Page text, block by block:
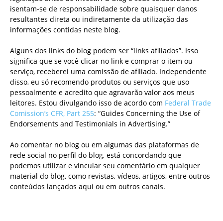
isentam-se de responsabilidade sobre quaisquer danos
resultantes direta ou indiretamente da utilização das
informações contidas neste blog.
Alguns dos links do blog podem ser “links afiliados”. Isso
significa que se você clicar no link e comprar o item ou
serviço, receberei uma comissão de afiliado. Independente
disso, eu só recomendo produtos ou serviços que uso
pessoalmente e acredito que agravarão valor aos meus
leitores. Estou divulgando isso de acordo com Federal Trade
Comission’s CFR, Part 255: “Guides Concerning the Use of
Endorsements and Testimonials in Advertising.”
Ao comentar no blog ou em algumas das plataformas de
rede social no perfil do blog, está concordando que
podemos utilizar e vincular seu comentário em qualquer
material do blog, como revistas, vídeos, artigos, entre outros
conteúdos lançados aqui ou em outros canais.